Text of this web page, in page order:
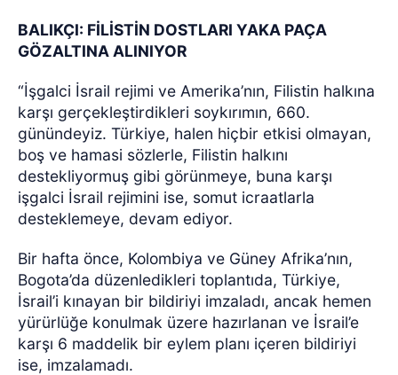
BALIKÇI: FİLİSTİN DOSTLARI YAKA PAÇA
GÖZALTINA ALINIYOR
“İşgalci İsrail rejimi ve Amerika’nın, Filistin halkına
karşı gerçekleştirdikleri soykırımın, 660.
günündeyiz. Türkiye, halen hiçbir etkisi olmayan,
boş ve hamasi sözlerle, Filistin halkını
destekliyormuş gibi görünmeye, buna karşı
işgalci İsrail rejimini ise, somut icraatlarla
desteklemeye, devam ediyor.
Bir hafta önce, Kolombiya ve Güney Afrika’nın,
Bogota’da düzenledikleri toplantıda, Türkiye,
İsrail’i kınayan bir bildiriyi imzaladı, ancak hemen
yürürlüğe konulmak üzere hazırlanan ve İsrail’e
karşı 6 maddelik bir eylem planı içeren bildiriyi
ise, imzalamadı.